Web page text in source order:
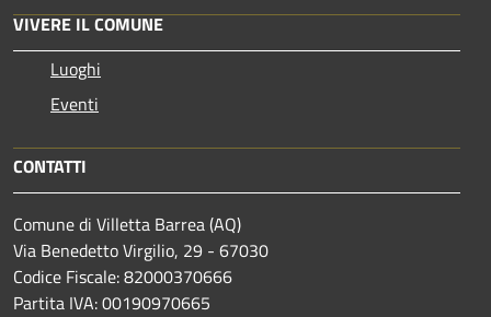
VIVERE IL COMUNE
Luoghi
Eventi
CONTATTI
Comune di Villetta Barrea (AQ)
Via Benedetto Virgilio, 29 - 67030
Codice Fiscale: 82000370666
Partita IVA: 00190970665